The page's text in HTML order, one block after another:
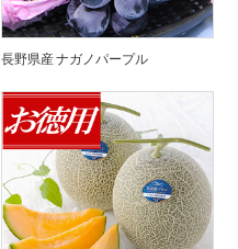
長野県産 ナガノパープル